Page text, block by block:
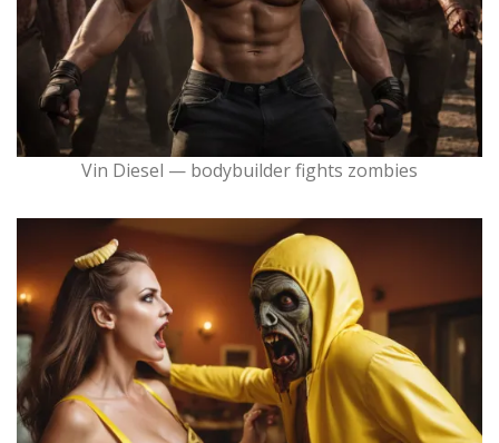
Vin Diesel — bodybuilder fights zombies